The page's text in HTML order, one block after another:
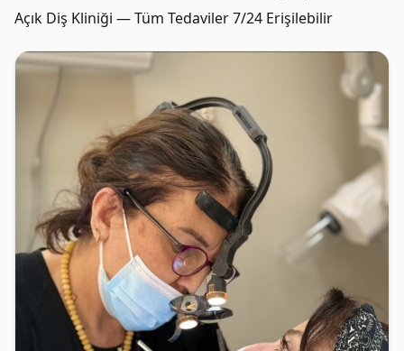
Açık Diş Kliniği — Tüm Tedaviler 7/24 Erişilebilir